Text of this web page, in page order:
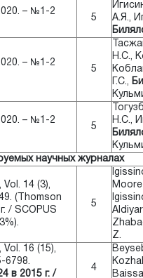
– №1-2
5
А.Я.,
– №1-2
5
Н.С.,
Г.С.,
– №1-2
5
Н.С.,
научных журналах
14 (3),
(Thomson
/ SCOPUS
5
Z.
16 (15),
6798.
в 2015 г. /
4